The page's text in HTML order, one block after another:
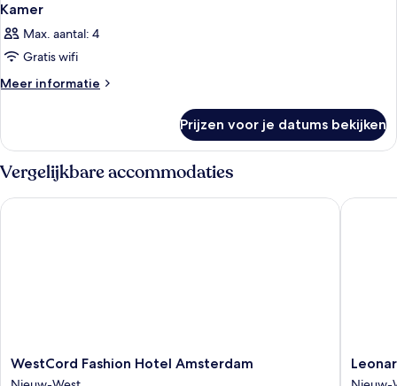
Kamer
Max. aantal: 4
Gratis wifi
Meer informatie
Meer
Prijzen voor je datums bekijken
Vergelijkbare accommodaties
WestCord
Fashion
WestCord Fashion Hotel Amsterdam
WestCord Fashion Hotel Amsterdam
Hotel